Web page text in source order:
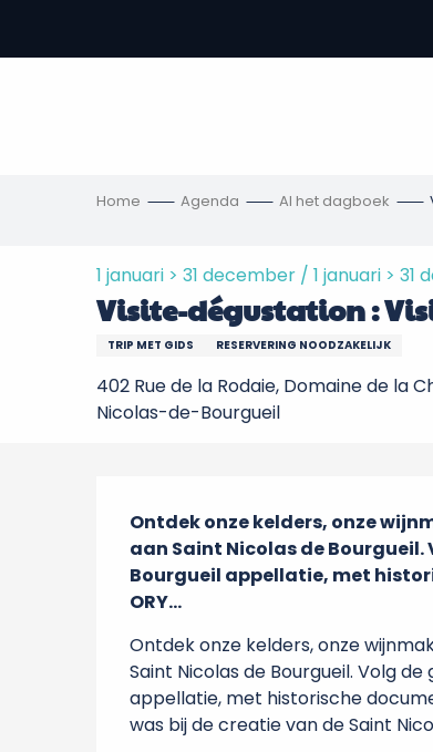
contenu
Home Agenda Al het dagboek
1 januari > 31 december / 1 januari > 31
Visite-dégustation :
TRIP MET GIDS RESERVERING NOODZAKELIJK
402 Rue de la Rodaie, Domaine de la
Nicolas-de-Bourgueil
Beschrijving
Ontdek onze kelders, onze
aan Saint Nicolas de
Bourgueil appellatie, met
ORY...
Ontdek onze kelders, onze
Saint Nicolas de Bourgueil. Volg
appellatie, met historische
was bij de creatie van de Saint